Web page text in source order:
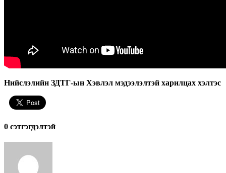
Нийслэлийн ЗДТГ-ын Хэвлэл мэдээлэлтэй харилцах хэлтэс
0 cэтгэгдэлтэй